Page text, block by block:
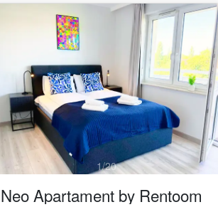
1/20
Neo Apartament by Rentoom